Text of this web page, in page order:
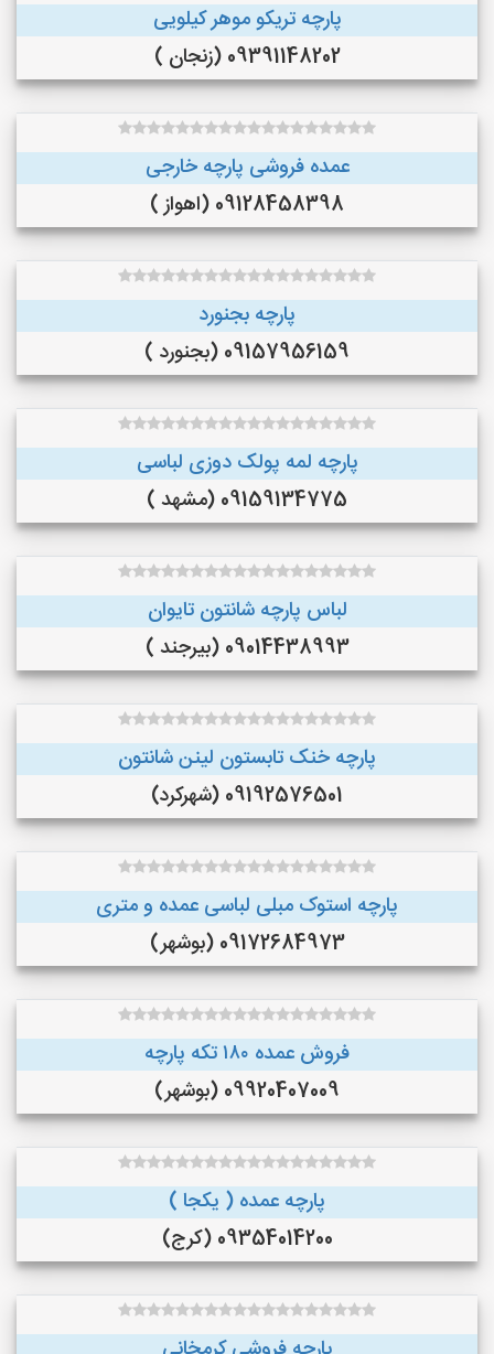
پارچه تریکو موهر کیلویی
09391148202 (زنجان )
عمده فروشی پارچه خارجی
09128458398 (اهواز )
پارچه بجنورد
09157956159 (بجنورد )
پارچه لمه پولک دوزی لباسی
09159134775 (مشهد )
لباس پارچه شانتون تایوان
09014438993 (بیرجند )
پارچه خنک تابستون لینن شانتون
09192576501 (شهرکرد)
پارچه استوک مبلی لباسی عمده و متری
09172684973 (بوشهر)
فروش عمده ۱۸۰ تکه پارچه
09920407009 (بوشهر)
پارچه عمده ( یکجا )
09354014200 (کرج)